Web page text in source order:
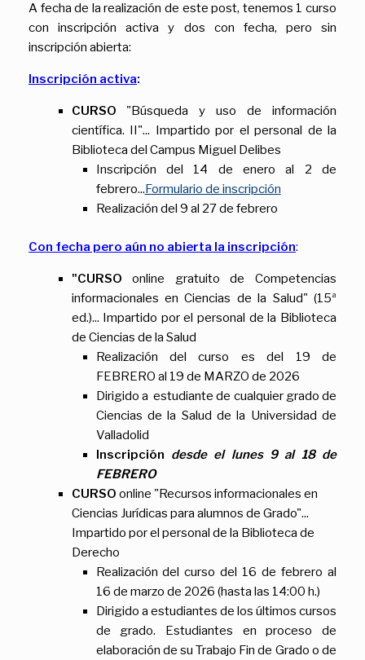
A fecha de la realización de este post, tenemos 1 curso
con inscripción activa y dos con fecha, pero sin
inscripción abierta:
Inscripción activa:
CURSO "Búsqueda y uso de información
científica. II"... Impartido por el personal de la
Biblioteca del Campus Miguel Delibes
Inscripción del 14 de enero al 2 de
febrero...Formulario de inscripción
Realización del 9 al 27 de febrero
Con fecha pero aún no abierta la inscripción:
"CURSO online gratuito de Competencias
informacionales en Ciencias de la Salud" (15ª
ed.)... Impartido por el personal de la Biblioteca
de Ciencias de la Salud
Realización del curso es del 19 de
FEBRERO al 19 de MARZO de 2026
Dirigido a estudiante de cualquier grado de
Ciencias de la Salud de la Universidad de
Valladolid
Inscripción desde el lunes 9 al 18 de
FEBRERO
CURSO online "Recursos informacionales en
Ciencias Jurídicas para alumnos de Grado"...
Impartido por el personal de la Biblioteca de
Derecho
Realización del curso del 16 de febrero al
16 de marzo de 2026 (hasta las 14:00 h.)
Dirigido a estudiantes de los últimos cursos
de grado. Estudiantes en proceso de
elaboración de su Trabajo Fin de Grado o de